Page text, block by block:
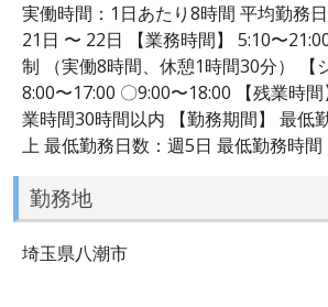
実働時間：1日あたり8時間 平均勤務
21日 〜 22日 【業務時間】 5:10〜
制 （実働8時間、休憩1時間30分） 【
8:00〜17:00 〇9:00〜18:00 【残業時
業時間30時間以内 【勤務期間】 最低
上 最低勤務日数：週5日 最低勤務時
勤務地
埼玉県八潮市